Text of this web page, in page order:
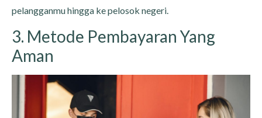
pelangganmu hingga ke pelosok negeri.
3. Metode Pembayaran Yang
Aman